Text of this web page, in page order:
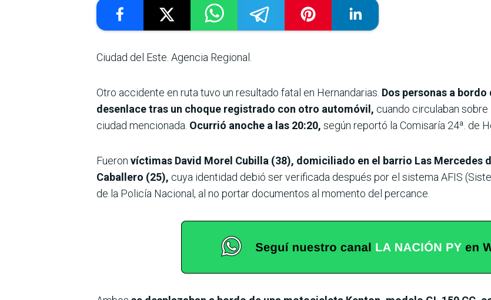
Ciudad del Este. Agencia Regional.
Otro accidente en ruta tuvo un resultado fatal en Hernandarias. Dos personas a
desenlace tras un choque registrado con otro automóvil, cuando circulaban sobre
ciudad mencionada. Ocurrió anoche a las 20:20, según reportó la Comisaría 24ª. de
Fueron víctimas David Morel Cubilla (38), domiciliado en el barrio Las Mercedes
Caballero (25), cuya identidad debió ser verificada después por el sistema AFIS
de la Policía Nacional, al no portar documentos al momento del percance.